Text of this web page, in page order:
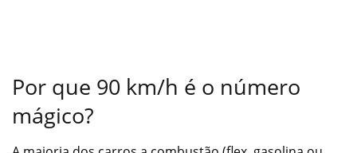
Por que 90 km/h é o número
mágico?